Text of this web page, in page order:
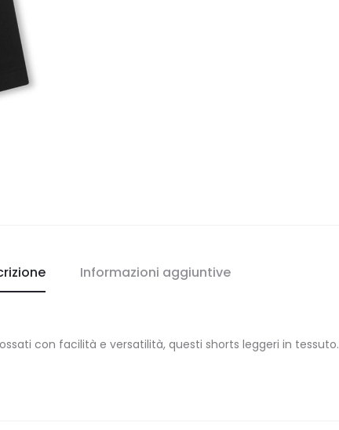
Informazioni aggiuntive
con facilità e versatilità, questi shorts leggeri in tessuto.